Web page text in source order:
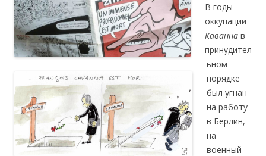
В годы
оккупации
Каванна в
принудител
ьном
порядке
был угнан
на работу
в Берлин,
на
военный